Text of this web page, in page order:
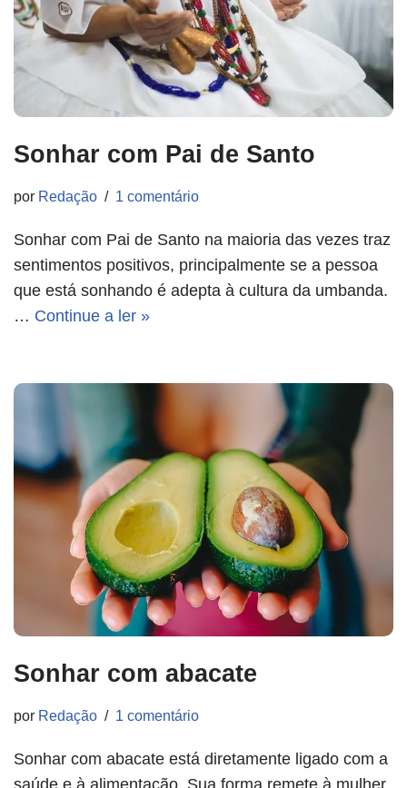
Sonhar com Pai de Santo
por Redação 1 comentário
Sonhar com Pai de Santo na maioria das vezes traz
sentimentos positivos, principalmente se a pessoa
que está sonhando é adepta à cultura da umbanda.
… Continue a ler »
Sonhar com abacate
por Redação 1 comentário
Sonhar com abacate está diretamente ligado com a
saúde e à alimentação. Sua forma remete à mulher,